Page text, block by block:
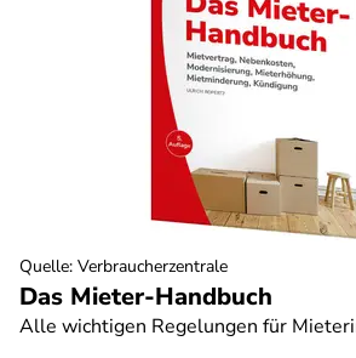
Das Mieter-Handbuch
Alle wichtigen Regelungen für
Quelle: Verbraucherzentrale